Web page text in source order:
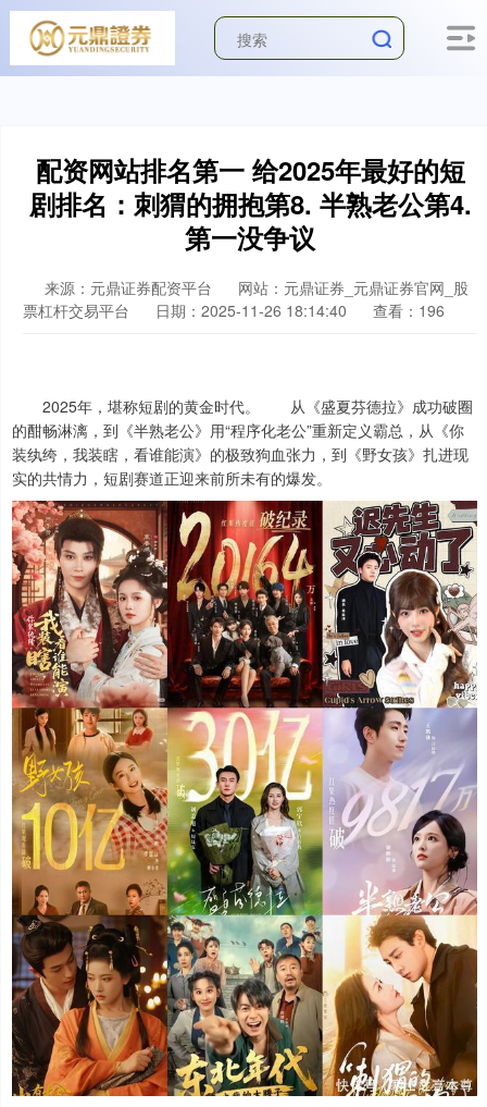
配资网站排名第一 给2025年最好的短
剧排名：刺猬的拥抱第8. 半熟老公第4.
第一没争议
来源：元鼎证券配资平台
网站：元鼎证券_元鼎证券官网_股
票杠杆交易平台
日期：2025-11-26 18:14:40 查看：196
2025年，堪称短剧的黄金时代。 从《盛夏芬德拉》成功破圈
的酣畅淋漓，到《半熟老公》用“程序化老公”重新定义霸总，从《你
装纨绔，我装瞎，看谁能演》的极致狗血张力，到《野女孩》扎进现
实的共情力，短剧赛道正迎来前所未有的爆发。